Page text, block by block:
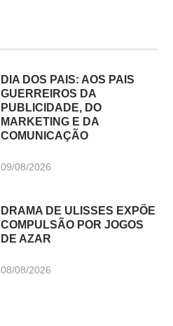
DIA DOS PAIS: AOS PAIS
GUERREIROS DA
PUBLICIDADE, DO
MARKETING E DA
COMUNICAÇÃO
09/08/2026
DRAMA DE ULISSES EXPÕE
COMPULSÃO POR JOGOS
DE AZAR
08/08/2026